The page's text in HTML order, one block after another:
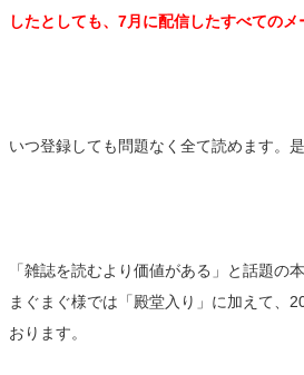
したとしても、7月に配信したすべての
いつ登録しても問題なく全て読めます。
「雑誌を読むより価値がある」と話題の
まぐまぐ様では「殿堂入り」に加えて、
おります。